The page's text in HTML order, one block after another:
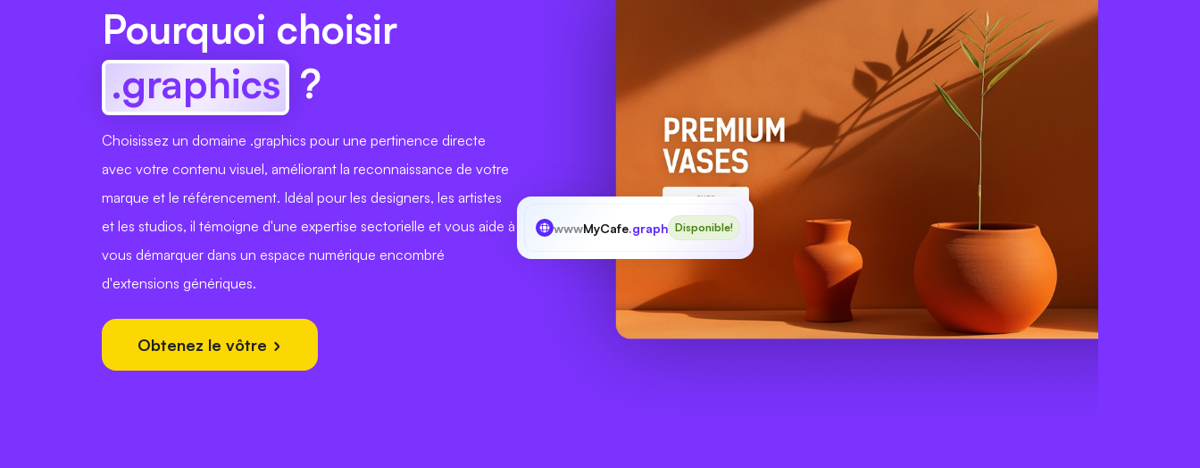
Pourquoi choisir
.graphics ?
Choisissez un domaine .graphics pour une pertinence directe
avec votre contenu visuel, améliorant la reconnaissance de votre
marque et le référencement. Idéal pour les designers, les artistes
et les studios, il témoigne d'une expertise sectorielle et vous aide à
vous démarquer dans un espace numérique encombré
d'extensions génériques.
Obtenez le vôtre
wwwMyCafe.graphicsDisponible!